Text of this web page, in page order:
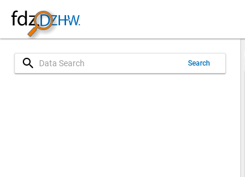
search Search